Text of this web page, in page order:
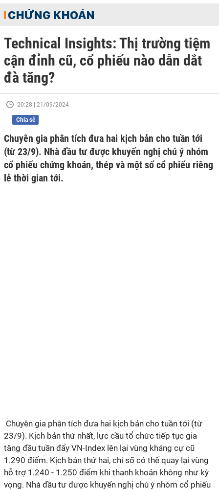
CHỨNG KHOÁN
Technical Insights: Thị trường tiệm
cận đỉnh cũ, cổ phiếu nào dẫn dắt
đà tăng?
20:28 | 21/09/2024
Chia sẻ
Chuyên gia phân tích đưa hai kịch bản cho tuần tới
(từ 23/9). Nhà đầu tư được khuyến nghị chú ý nhóm
cổ phiếu chứng khoán, thép và một số cổ phiếu riêng
lẻ thời gian tới.
Chuyên gia phân tích đưa hai kịch bản cho tuần tới (từ
23/9). Kịch bản thứ nhất, lực cầu tổ chức tiếp tục gia
tăng đầu tuần đẩy VN-Index lên lại vùng kháng cự cũ
1.290 điểm. Kịch bản thứ hai, chỉ số có thể quay lại vùng
hỗ trợ 1.240 - 1.250 điểm khi thanh khoản không như kỳ
vọng. Nhà đầu tư được khuyến nghị chú ý nhóm cổ phiếu